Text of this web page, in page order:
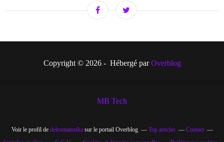
Copyright © 2026 - Hébergé parOverblog
MB Tech
Voir le profil de delromainzikasur le portail Overblog Top articles
Contact